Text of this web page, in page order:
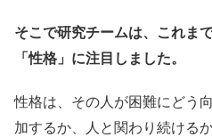
そこで研究チームは、これま
「性格」に注目しました。
性格は、その人が困難にどう
加するか、人と関わり続ける